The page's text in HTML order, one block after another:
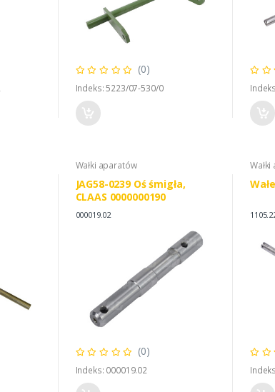
(0)
Indeks: 5223/07-530/0
Wałki aparatów
JAG58-0239 Oś śmigła,
CLAAS 0000000190
000019.02
(0)
Indeks: 000019.02